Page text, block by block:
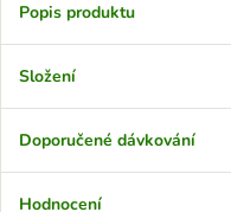
Popis produktu
Složení
Doporučené dávkování
Hodnocení